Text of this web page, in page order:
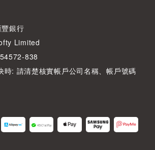
銀行
Limited
838
時: 請清楚核實帳戶公司名稱、帳戶號碼